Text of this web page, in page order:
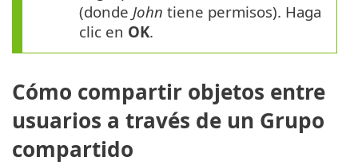
(donde John tiene permisos). Haga
clic en OK.
Cómo compartir objetos entre
usuarios a través de un Grupo
compartido